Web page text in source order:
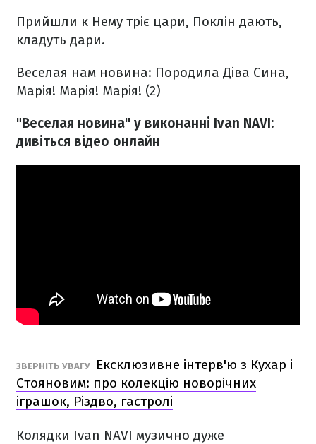
Прийшли к Нему тріє цари, Поклін дають,
кладуть дари.
Веселая нам новина: Породила Діва Сина,
Марія! Марія! Марія! (2)
"Веселая новина" у виконанні Ivan NAVI:
дивіться відео онлайн
ЗВЕРНІТЬ УВАГУ
Ексклюзивне інтерв'ю з Кухар і
Стояновим: про колекцію новорічних
іграшок, Різдво, гастролі
Колядки Ivan NAVI музично дуже